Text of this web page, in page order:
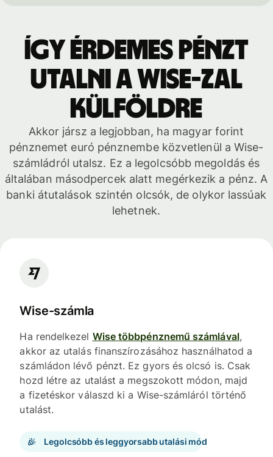
Így érdemes pénzt
utalni a Wise-zal
külföldre
Akkor jársz a legjobban, ha magyar forint
pénznemet euró pénznembe közvetlenül a Wise-
számládról utalsz. Ez a legolcsóbb megoldás és
általában másodpercek alatt megérkezik a pénz. A
banki átutalások szintén olcsók, de olykor lassúak
lehetnek.
Wise-számla
Ha rendelkezel Wise többpénznemű számlával,
akkor az utalás finanszírozásához használhatod a
számládon lévő pénzt. Ez gyors és olcsó is. Csak
hozd létre az utalást a megszokott módon, majd
a fizetéskor válaszd ki a Wise-számláról történő
utalást.
Legolcsóbb és leggyorsabb utalási mód